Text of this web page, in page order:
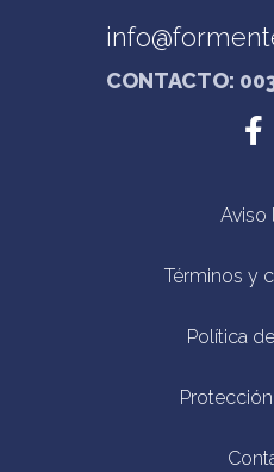
CONTACTO:
Aviso
Términos y
Política